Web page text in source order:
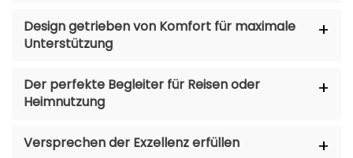
Design getrieben von Komfort für maximale
Unterstützung
Der perfekte Begleiter für Reisen oder
Heimnutzung
Versprechen der Exzellenz erfüllen